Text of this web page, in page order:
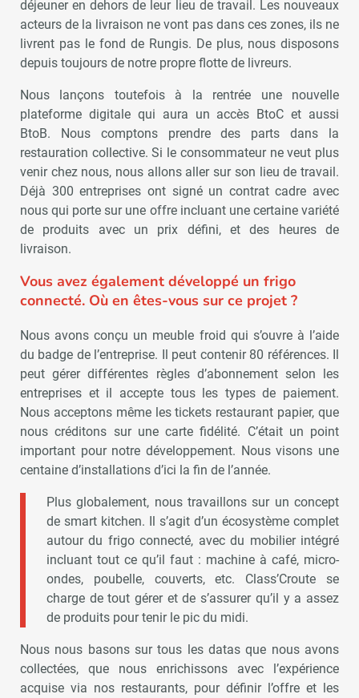
déjeuner en dehors de leur lieu de travail. Les nouveaux
acteurs de la livraison ne vont pas dans ces zones, ils ne
livrent pas le fond de Rungis. De plus, nous disposons
depuis toujours de notre propre flotte de livreurs.
Nous lançons toutefois à la rentrée une nouvelle
plateforme digitale qui aura un accès BtoC et aussi
BtoB. Nous comptons prendre des parts dans la
restauration collective. Si le consommateur ne veut plus
venir chez nous, nous allons aller sur son lieu de travail.
Déjà 300 entreprises ont signé un contrat cadre avec
nous qui porte sur une offre incluant une certaine variété
de produits avec un prix défini, et des heures de
livraison.
Vous avez également développé un frigo
connecté. Où en êtes-vous sur ce projet ?
Nous avons conçu un meuble froid qui s’ouvre à l’aide
du badge de l’entreprise. Il peut contenir 80 références. Il
peut gérer différentes règles d’abonnement selon les
entreprises et il accepte tous les types de paiement.
Nous acceptons même les tickets restaurant papier, que
nous créditons sur une carte fidélité. C’était un point
important pour notre développement. Nous visons une
centaine d’installations d’ici la fin de l’année.
Plus globalement, nous travaillons sur un concept
de smart kitchen. Il s’agit d’un écosystème complet
autour du frigo connecté, avec du mobilier intégré
incluant tout ce qu’il faut : machine à café, micro-
ondes, poubelle, couverts, etc. Class’Croute se
charge de tout gérer et de s’assurer qu’il y a assez
de produits pour tenir le pic du midi.
Nous nous basons sur tous les datas que nous avons
collectées, que nous enrichissons avec l’expérience
acquise via nos restaurants, pour définir l’offre et les